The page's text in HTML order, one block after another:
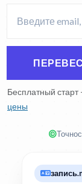
Бесплатный старт
цены